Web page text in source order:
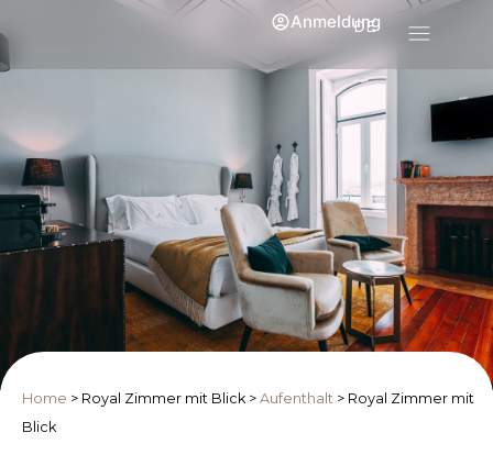
DE
Anmeldung
Home > Royal Zimmer mit Blick > Aufenthalt > Royal Zimmer mit
Blick